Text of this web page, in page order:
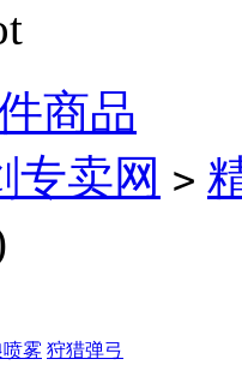
商品
专卖网 >
雾 狩猎弹弓